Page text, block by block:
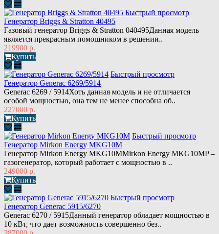
Быстрый просмотр
Генератор Briggs & Stratton 40495
Газовый генератор Briggs & Stratton 040495Данная модель
является прекрасным помощником в решении..
219900 р.
Купить
Быстрый просмотр
Генератор Generac 6269/5914
Generac 6269 / 5914Хоть данная модель и не отличается
особой мощностью, она тем не менее способна об..
227000 р.
Купить
Быстрый просмотр
Генератор Mirkon Energy MKG10M
Генератор Mirkon Energy MKG10MMirkon Energy MKG10MP –
газогенератор, который работает с мощностью в ..
249000 р.
Купить
Быстрый просмотр
Генератор Generac 5915/6270
Generac 6270 / 5915Данный генератор обладает мощностью в
10 кВт, что дает возможность совершенно без..